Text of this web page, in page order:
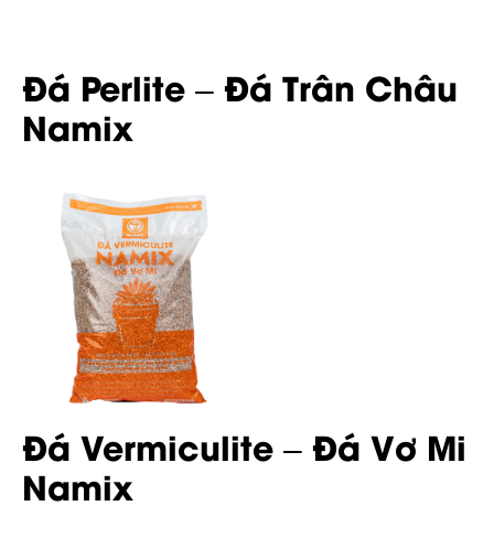
Đá Perlite – Đá Trân Châu
Namix
Đá Vermiculite – Đá Vơ Mi
Namix